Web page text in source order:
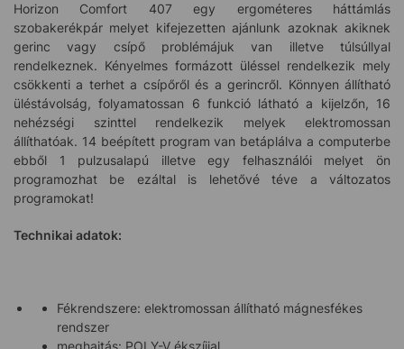
Horizon Comfort 407 egy ergométeres háttámlás
szobakerékpár melyet kifejezetten ajánlunk azoknak akiknek
gerinc vagy csípő problémájuk van illetve túlsúllyal
rendelkeznek. Kényelmes formázott üléssel rendelkezik mely
csökkenti a terhet a csípőről és a gerincről. Könnyen állítható
üléstávolság, folyamatossan 6 funkció látható a kijelzőn, 16
nehézségi szinttel rendelkezik melyek elektromossan
állíthatóak. 14 beépített program van betáplálva a computerbe
ebből 1 pulzusalapú illetve egy felhasználói melyet ön
programozhat be ezáltal is lehetővé téve a változatos
programokat!
Technikai adatok:
Fékrendszere: elektromossan állítható mágnesfékes
rendszer
meghajtás: POLY-V ékszíjjal